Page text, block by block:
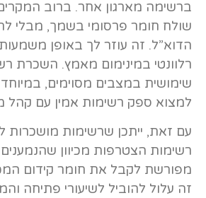
ברשימה מארגון אחר. ברוב
שולח חומר פרסומי בשמך, מבלי
הדוא”ל. זה עוזר לך באופן
רלוונטי במינימום מאמץ. השכרת
שימושית במצבים מסוימים,
למצוא ספק רשימות אמין עם קהל
עם זאת, ייתכן שרשימות מושכרות
רשימות הצטרפות מכיוון
מפורשת לקבל את חומר קידום
זה עלול להוביל לשיעורי פתיחה